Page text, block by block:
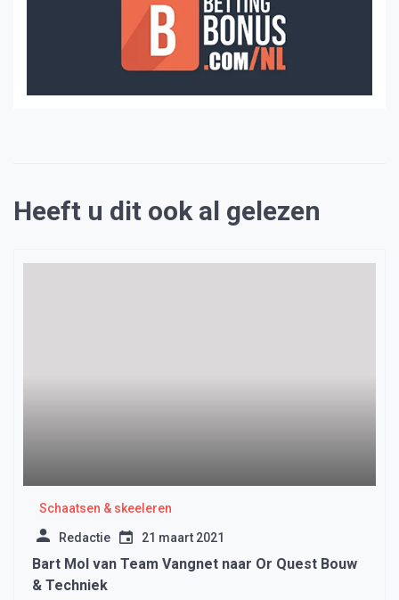
Heeft u dit ook al gelezen
Schaatsen & skeeleren
Redactie 21 maart 2021
Bart Mol van Team Vangnet naar Or Quest Bouw
& Techniek